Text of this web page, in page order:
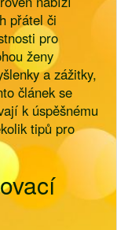
přátel či
pro
ženy
a zážitky,
článek se
k úspěšnému
tipů pro